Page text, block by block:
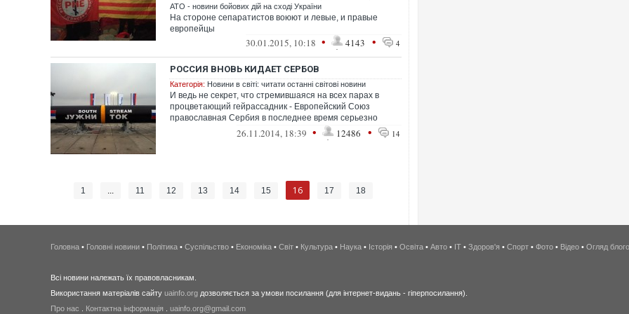
АТО - новини бойових дій на сході України
На стороне сепаратистов воюют и левые, и правые
европейцы
30.01.2015, 10:18 • 4143 • 4
РОССИЯ ВНОВЬ КИДАЕТ СЕРБОВ
Категорія: Новини в світі: читати останні світові новини
И ведь не секрет, что стремившаяся на всех парах в
процветающий гейрассадник - Европейский Союз
православная Сербия в последнее время серьезно
26.11.2014, 18:39 • 12486 • 14
1 ... 11 12 13 14 15 16 17 18
Головна • Головні новини • Політика • Суспільство • Економіка • Світ • Культура • Наука • Історія • Освіта • Авто • IT • Здоров'я • Спорт • Фото • Відео • Огляд
Всі новини належать їх правовласникам.
Використання матеріалів сайту uainfo.org дозволяється за умови посилання (для інтернет-видань - гіперпосилання).
Про нас
Контактна інформація uainfo.org@gmail.com